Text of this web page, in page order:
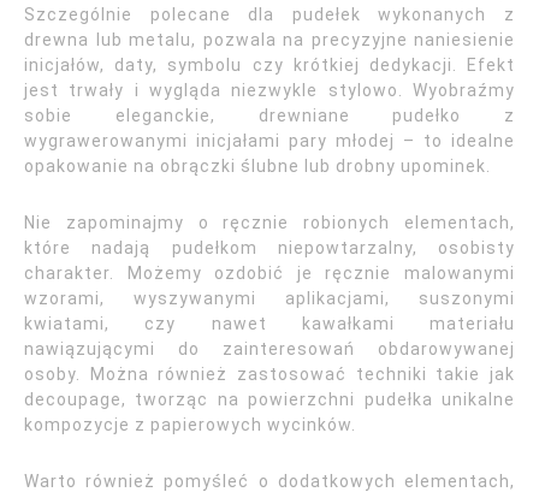
Szczególnie polecane dla pudełek wykonanych z
drewna lub metalu, pozwala na precyzyjne naniesienie
inicjałów, daty, symbolu czy krótkiej dedykacji. Efekt
jest trwały i wygląda niezwykle stylowo. Wyobraźmy
sobie eleganckie, drewniane pudełko z
wygrawerowanymi inicjałami pary młodej – to idealne
opakowanie na obrączki ślubne lub drobny upominek.
Nie zapominajmy o ręcznie robionych elementach,
które nadają pudełkom niepowtarzalny, osobisty
charakter. Możemy ozdobić je ręcznie malowanymi
wzorami, wyszywanymi aplikacjami, suszonymi
kwiatami, czy nawet kawałkami materiału
nawiązującymi do zainteresowań obdarowywanej
osoby. Można również zastosować techniki takie jak
decoupage, tworząc na powierzchni pudełka unikalne
kompozycje z papierowych wycinków.
Warto również pomyśleć o dodatkowych elementach,